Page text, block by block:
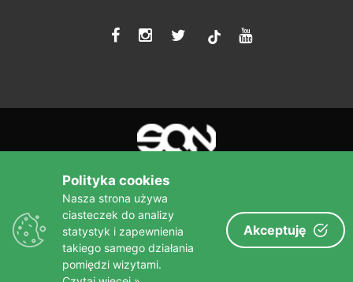
tiktok
Więcej niż książka!
Wydawnictwo
sine qua non
Polityka cookies
Nasza strona używa
ciasteczek do analizy
statystyk i zapewnienia
takiego samego działania
pomiędzi wizytami.
Akceptuję